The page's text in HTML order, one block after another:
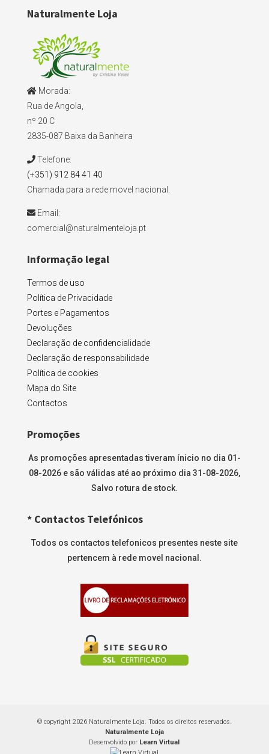
Naturalmente Loja
Morada:
Rua de Angola,
nº 20 C
2835-087 Baixa da Banheira
Telefone:
(+351) 912 84 41 40
Chamada para a rede movel nacional.
Email:
comercial@naturalmenteloja.pt
Informação legal
Termos de uso
Política de Privacidade
Portes e Pagamentos
Devoluções
Declaração de confidencialidade
Declaração de responsabilidade
Política de cookies
Mapa do Site
Contactos
Promoções
As promoções apresentadas tiveram ínicio no dia 01-
08-2026 e são válidas até ao próximo dia 31-08-2026,
Salvo rotura de stock.
* Contactos Telefónicos
Todos os contactos telefonicos presentes neste site
pertencem à rede movel nacional.
© copyright 2026 Naturalmente Loja. Todos os direitos reservados.
Naturalmente Loja
Desenvolvido por Learn Virtual